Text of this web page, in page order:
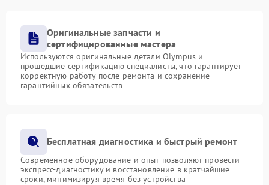
Оригинальные запчасти и
сертифицированные мастера
Используются оригинальные детали Olympus и
прошедшие сертификацию специалисты, что гарантирует
корректную работу после ремонта и сохранение
гарантийных обязательств
Бесплатная диагностика и быстрый ремонт
Современное оборудование и опыт позволяют провести
экспресс-диагностику и восстановление в кратчайшие
сроки, минимизируя время без устройства